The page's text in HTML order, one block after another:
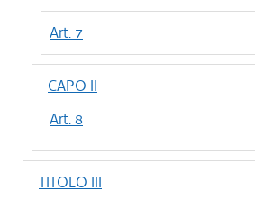
Art. 7
CAPO II
Art. 8
TITOLO III